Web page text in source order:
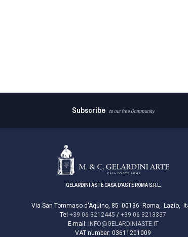
Subscribe to our free Community
GELARDINI ASTE CASA D'ASTE ROMA S.R.L.
Via San Tommaso d'Aquino, 85 00136 Roma Lazio,
Tel +39 06 3212445 / +39 06 3213337
E-mail: INFO@GELARDINIASTE.IT
VAT number: 03611201009